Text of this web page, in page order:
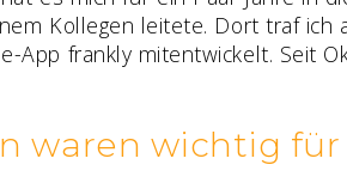
Kollegen leitete. Dort traf ich
App frankly mitentwickelt. Seit
waren wichtig